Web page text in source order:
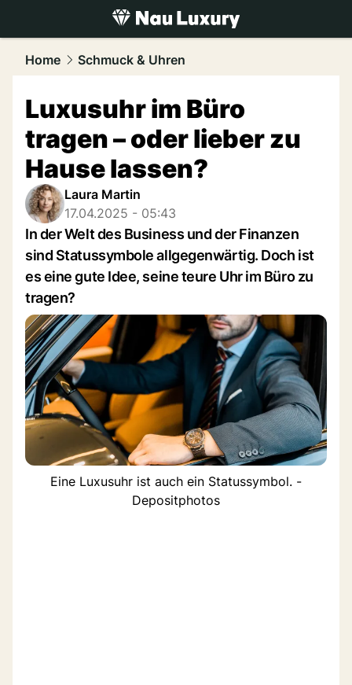
luxury.NAU.ch
Home Schmuck & Uhren
Luxusuhr im Büro
tragen – oder lieber zu
Hause lassen?
Laura Martin
17.04.2025 - 05:43
In der Welt des Business und der Finanzen
sind Statussymbole allgegenwärtig. Doch ist
es eine gute Idee, seine teure Uhr im Büro zu
tragen?
Eine Luxusuhr ist auch ein Statussymbol. -
Depositphotos